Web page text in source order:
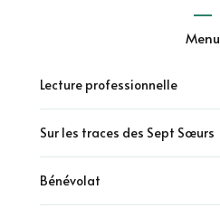
Menu
Lecture professionnelle
Sur les traces des Sept Sœurs
Bénévolat